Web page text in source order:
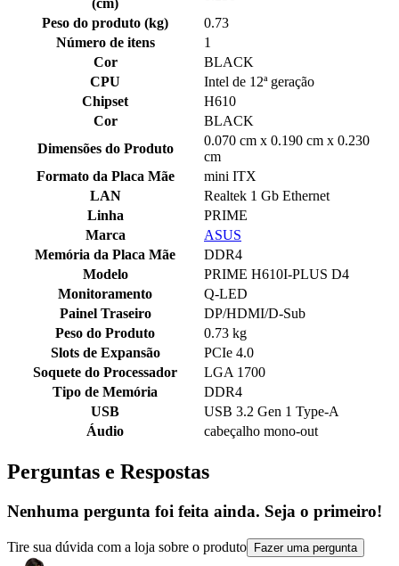
(cm)
Peso do produto (kg)
0.73
Número de itens
1
Cor
BLACK
CPU
Intel de 12ª geração
Chipset
H610
Cor
BLACK
Dimensões do Produto
0.070 cm x 0.190 cm x 0.230
cm
Formato da Placa Mãe
mini ITX
LAN
Realtek 1 Gb Ethernet
Linha
PRIME
Marca
ASUS
Memória da Placa Mãe
DDR4
Modelo
PRIME H610I-PLUS D4
Monitoramento
Q-LED
Painel Traseiro
DP/HDMI/D-Sub
Peso do Produto
0.73 kg
Slots de Expansão
PCIe 4.0
Soquete do Processador
LGA 1700
Tipo de Memória
DDR4
USB
USB 3.2 Gen 1 Type-A
Áudio
cabeçalho mono-out
Perguntas e Respostas
Nenhuma pergunta foi feita ainda. Seja o primeiro!
Tire sua dúvida com a loja sobre o produto Fazer uma pergunta